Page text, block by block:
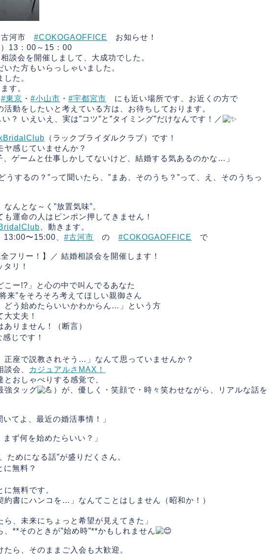
古河市 #COKOGAOFFICE
お知らせ！
13：00～15：00
談会を開催しまして、大成功でした。
いた方もいらっしゃいました。
た。
す。
#東京 ・ #小山市 ・ #宇都宮市 にも近い場所です、お近くの方で
活動をしたいと考えている方は、お待ちしております。
？ いえいえ、実は”コツ”と”タイミング”だけなんです！／
（ラックブライダルクラブ）です！
ヤ感じていませんか？
、ゲームと仕事しかしてないけど、結婚する気あるのかな…」
うするの？”って聞いたら、”まあ、そのうち？”って、え、そのうちっ
んとな～く”放置気味”。
も運命の人はピンポン押してきません！
、動きます。
13:00〜15:00、 #古河市 の #COKOGAOFFICE で
フリー！】／ 結婚相談会を開催します！
リ！
こー!?」と心の中で叫んでるあなた
来”をそろそろ考えてほしい親御さん
どう始めたらいいかわからん…」という方
丈夫！
りません！（断言）
じです！
正座で説教されそう…」なんて思っていませんか？
会、
カジュアルさMAX！
とおしゃべりする感覚で、
強タッグ
）が、優しく・笑顔で・時々笑わせながら、リアルな話を
いてよ、最近の婚活事情！」
まず何を始めたらいい？」
ためになる話”が盛りだくさん。
に無料？
無料です。
約書にハンコを…」なんてことはしません（昭和か！）
ら、未来にちょっと希望が見えてきた」
、**そのときが”始め時”**かもしれません
ら、そのままご入会も大歓迎。